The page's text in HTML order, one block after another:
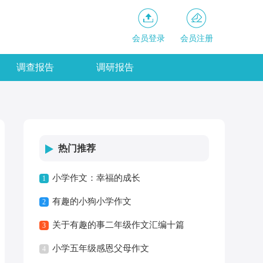
会员登录 会员注册
调查报告 调研报告
热门推荐
1 小学作文：幸福的成长
2 有趣的小狗小学作文
3 关于有趣的事二年级作文汇编十篇
4 小学五年级感恩父母作文